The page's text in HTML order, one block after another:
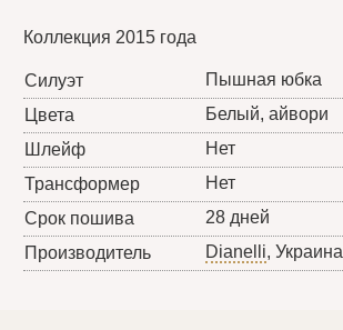
Коллекция 2015 года
Силуэт
Пышная юбка
Цвета
Белый, айвори
Шлейф
Нет
Трансформер
Нет
Срок пошива
28 дней
Производитель
Dianelli, Украина